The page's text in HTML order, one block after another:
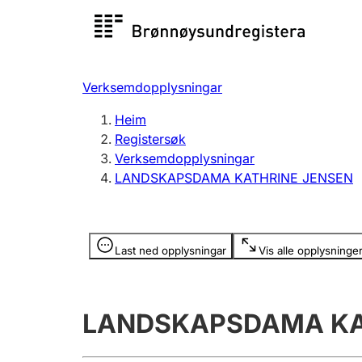
Registersøk
Registrere, endre, slette
Verksemdopplysningar
Heim
Registersøk
Verksemdopplysningar
LANDSKAPSDAMA KATHRINE JENSEN
Last ned opplysningar Vis alle opplysninger
Opplysninger er skjult
LANDSKAPSDAMA